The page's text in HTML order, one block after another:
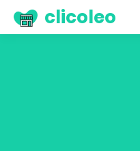
clicoleo